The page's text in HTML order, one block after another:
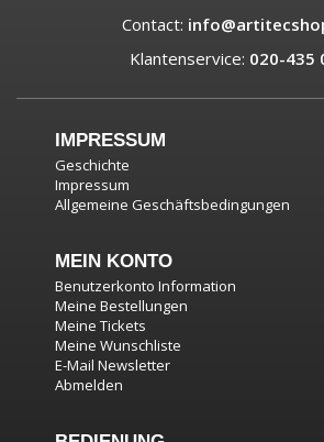
Contact:
Klantenservice: 020-435
IMPRESSUM
Geschichte
Impressum
Allgemeine Geschäftsbedingungen
MEIN KONTO
Benutzerkonto Information
Meine Bestellungen
Meine Tickets
Meine Wunschliste
E-Mail Newsletter
Abmelden